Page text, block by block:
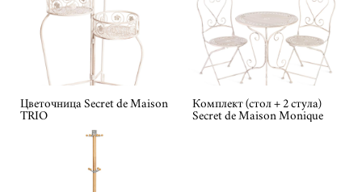
Цветочница Secret de Maison
TRIO
Комплект (стол + 2 стула)
Secret de Maison Monique